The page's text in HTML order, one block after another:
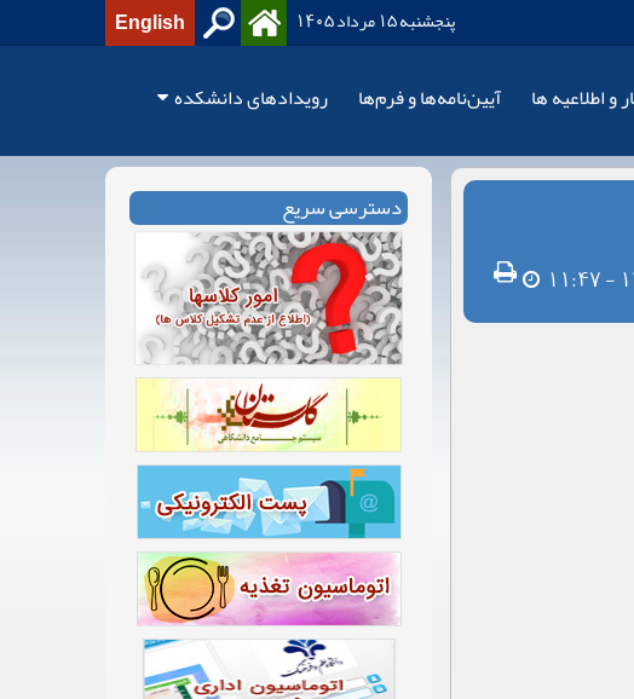
English پنجشنبه 15 مرداد 1405
و اطلاعیه ها آیین‌نامه‌ها و فرم‌ها رویدادهای دانشکده
دسترسی سریع